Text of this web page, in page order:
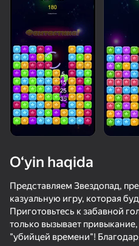
50+ top o‘yinlar, ularni
hatto «o‘ynamaydigan»
O‘yin haqida
Представляем Звездопад,
казуальную игру, которая
Приготовьтесь к забавной
только вызывает
"убийцей времени"!